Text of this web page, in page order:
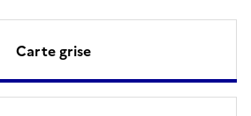
Carte grise